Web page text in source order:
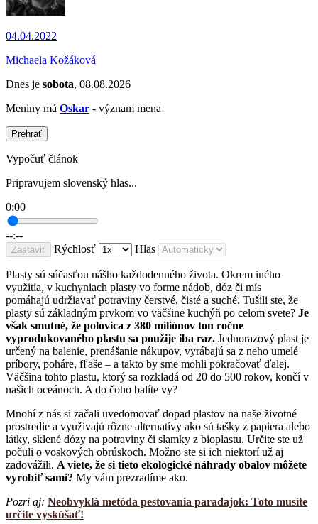
04.04.2022
Michaela Kožáková
Dnes je sobota, 08.08.2026
Meniny má Oskar - význam mena
Prehrať
Vypočuť článok
Pripravujem slovenský hlas...
0:00
--:--
Zastaviť Rýchlosť Hlas
Plasty sú súčasťou nášho každodenného života. Okrem iného
využitia, v kuchyniach plasty vo forme nádob, dóz či mís
pomáhajú udržiavať potraviny čerstvé, čisté a suché. Tušili ste, že
plasty sú základným prvkom vo väčšine kuchýň po celom svete? Je
však smutné, že polovica z 380 miliónov ton ročne
vyprodukovaného plastu sa použije iba raz. Jednorazový plast je
určený na balenie, prenášanie nákupov, vyrábajú sa z neho umelé
príbory, poháre, fľaše – a takto by sme mohli pokračovať ďalej.
Väčšina tohto plastu, ktorý sa rozkladá od 20 do 500 rokov, končí v
našich oceánoch. A do čoho balíte vy?
Mnohí z nás si začali uvedomovať dopad plastov na naše životné
prostredie a využívajú rôzne alternatívy ako sú tašky z papiera alebo
látky, sklené dózy na potraviny či slamky z bioplastu. Určite ste už
počuli o voskových obrúskoch. Možno ste si ich niektorí už aj
zadovážili. A viete, že si tieto ekologické náhrady obalov môžete
vyrobiť sami? My vám prezradíme ako.
Pozri aj: Neobvyklá metóda pestovania paradajok: Toto musíte
určite vyskúšať!